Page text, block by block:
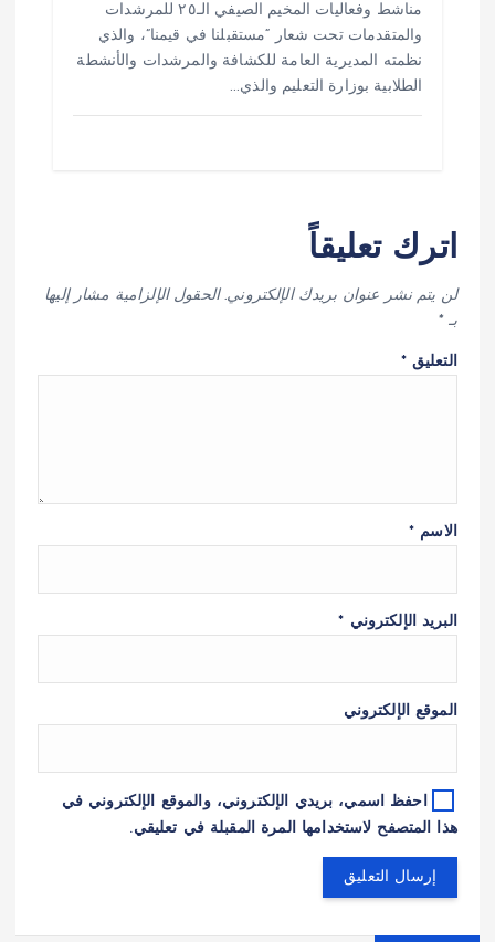
مناشط وفعاليات المخيم الصيفي الـ٢٥ للمرشدات
والمتقدمات تحت شعار “مستقبلنا في قيمنا”، والذي
نظمته المديرية العامة للكشافة والمرشدات والأنشطة
الطلابية بوزارة التعليم والذي…
اترك تعليقاً
لن يتم نشر عنوان بريدك الإلكتروني. الحقول الإلزامية مشار إليها
بـ*
التعليق*
الاسم *
البريد الإلكتروني *
الموقع الإلكتروني
احفظ اسمي، بريدي الإلكتروني، والموقع الإلكتروني في
هذا المتصفح لاستخدامها المرة المقبلة في تعليقي.